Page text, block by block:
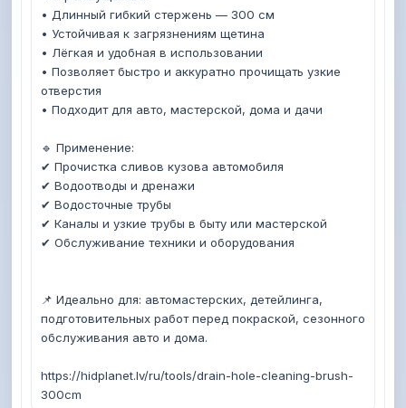
• Длинный гибкий стержень — 300 см
• Устойчивая к загрязнениям щетина
• Лёгкая и удобная в использовании
• Позволяет быстро и аккуратно прочищать узкие
отверстия
• Подходит для авто, мастерской, дома и дачи
🔹 Применение:
✔ Прочистка сливов кузова автомобиля
✔ Водоотводы и дренажи
✔ Водосточные трубы
✔ Каналы и узкие трубы в быту или мастерской
✔ Обслуживание техники и оборудования
📌 Идеально для: автомастерских, детейлинга,
подготовительных работ перед покраской, сезонного
обслуживания авто и дома.
https://hidplanet.lv/ru/tools/drain-hole-cleaning-brush-
300cm